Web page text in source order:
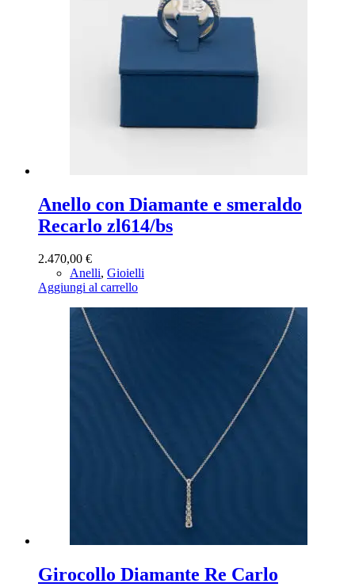
Anello con Diamante e smeraldo
Recarlo zl614/bs
2.470,00 €
Anelli, Gioielli
Aggiungi al carrello
Girocollo Diamante Re Carlo